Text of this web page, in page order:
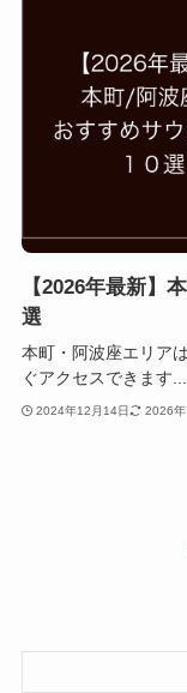
【2026年最新】
選
本町・阿波座エリア
ぐアクセスできます...
2024年12月14日 2026年